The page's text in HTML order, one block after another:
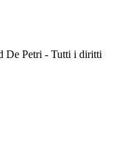
De Petri - Tutti i diritti